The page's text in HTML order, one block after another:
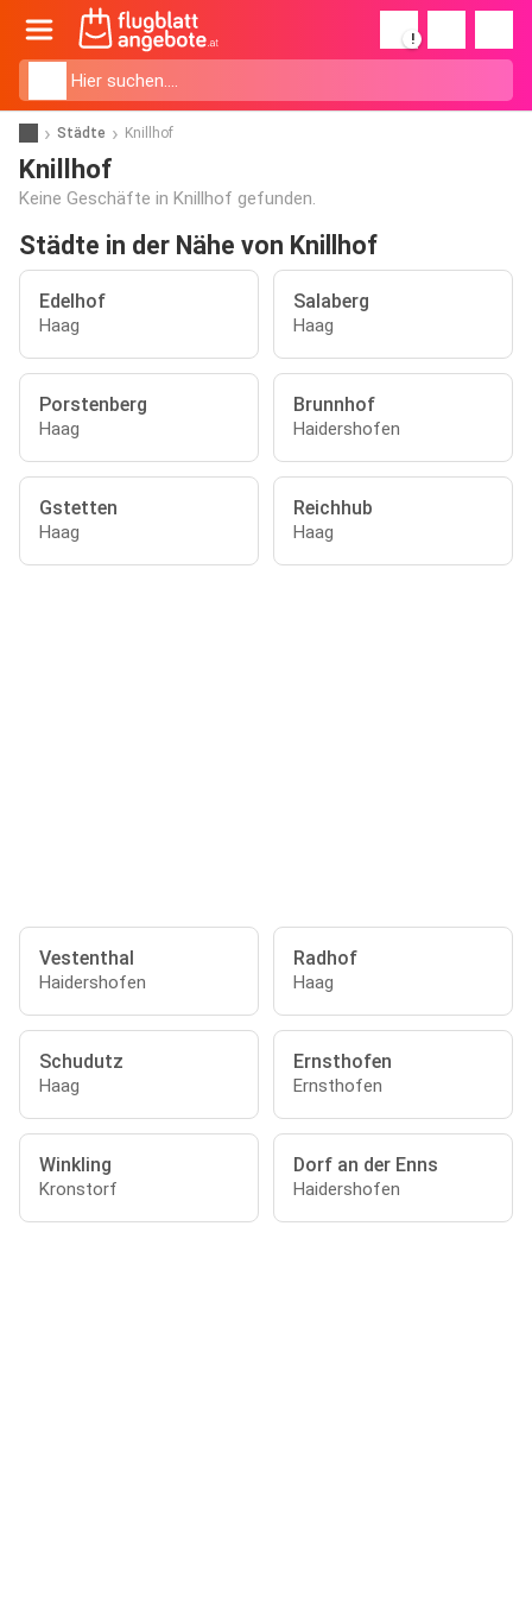
!
Städte Knillhof
Knillhof
Keine Geschäfte in Knillhof gefunden.
Städte in der Nähe von Knillhof
Edelhof
Haag
Salaberg
Haag
Porstenberg
Haag
Brunnhof
Haidershofen
Gstetten
Haag
Reichhub
Haag
Vestenthal
Haidershofen
Radhof
Haag
Schudutz
Haag
Ernsthofen
Ernsthofen
Winkling
Kronstorf
Dorf an der Enns
Haidershofen